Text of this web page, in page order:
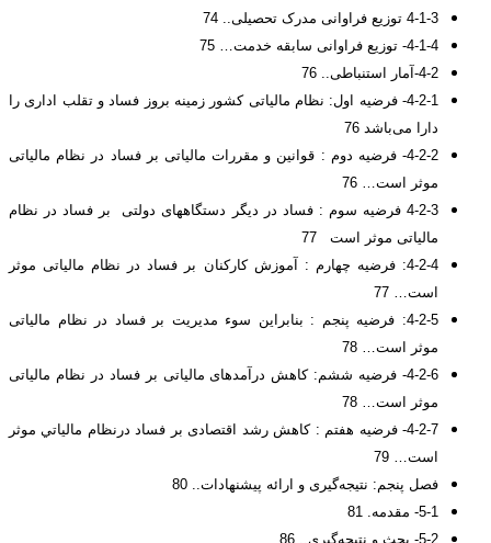
4-1-3 توزیع فراوانی مدرک تحصیلی.. 74
4-1-4- توزیع فراوانی سابقه خدمت… 75
4-2-آمار استنباطی.. 76
4-2-1- فرضیه اول: نظام مالیاتی کشور زمینه بروز فساد و تقلب اداری را
دارا می‌باشد 76
4-2-2- فرضیه دوم : قوانین و مقررات مالیاتی بر فساد در نظام مالیاتی
موثر است… 76
4-2-3 فرضیه سوم : فساد در دیگر دستگاههای دولتی بر فساد در نظام
مالیاتی موثر است 77
4-2-4: فرضیه چهارم : آموزش کارکنان بر فساد در نظام مالیاتی موثر
است… 77
4-2-5: فرضیه پنجم : بنابراین سوء مدیریت بر فساد در نظام مالیاتی
موثر است… 78
4-2-6- فرضیه ششم: کاهش درآمدهای مالیاتی بر فساد در نظام مالیاتی
موثر است… 78
4-2-7- فرضیه هفتم : کاهش رشد اقتصادی بر فساد درنظام مالياتي موثر
است… 79
فصل پنجم: نتیجه‌گیری و ارائه پیشنهادات.. 80
5-1- مقدمه. 81
5-2- بحث و نتیجه‌گیری.. 86